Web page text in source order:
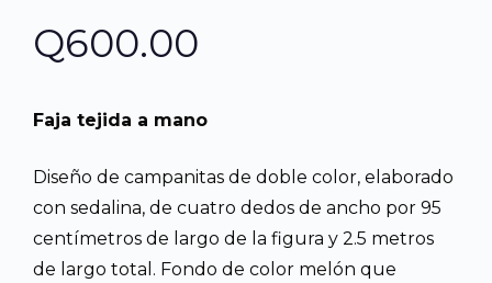
Q600.00
Faja tejida a mano
Diseño de campanitas de doble color, elaborado
con sedalina, de cuatro dedos de ancho por 95
centímetros de largo de la figura y 2.5 metros
de largo total. Fondo de color melón que